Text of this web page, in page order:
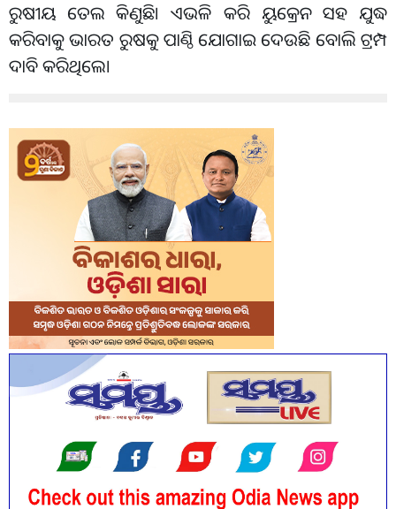
ରୁଷୀୟ ତେଲ କିଣୁଛି। ଏଭଳି କରି ୟୁକ୍ରେନ ସହ ଯୁଦ୍ଧ
କରିବାକୁ ଭାରତ ରୁଷକୁ ପାଣ୍ଠି ଯୋଗାଇ ଦେଉଛି ବୋଲି ଟ୍ରମ୍ପ
ଦାବି କରିଥିଲେ।